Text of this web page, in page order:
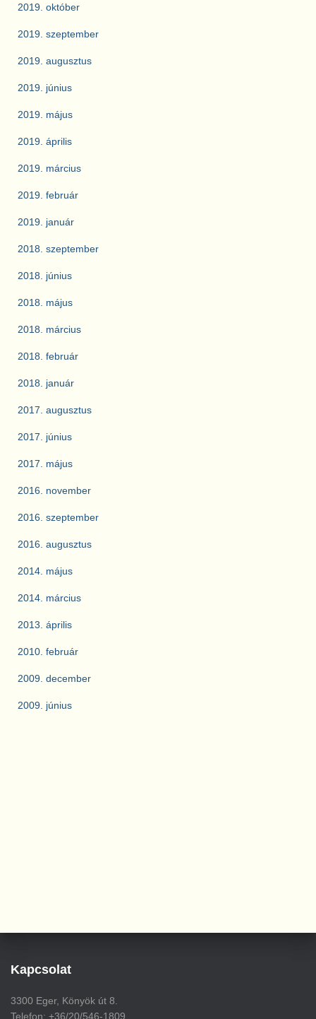
2019. október
2019. szeptember
2019. augusztus
2019. június
2019. május
2019. április
2019. március
2019. február
2019. január
2018. szeptember
2018. június
2018. május
2018. március
2018. február
2018. január
2017. augusztus
2017. június
2017. május
2016. november
2016. szeptember
2016. augusztus
2014. május
2014. március
2013. április
2010. február
2009. december
2009. június
Kapcsolat
3300 Eger, Könyök út 8.
Telefon: +36/20/546-1809